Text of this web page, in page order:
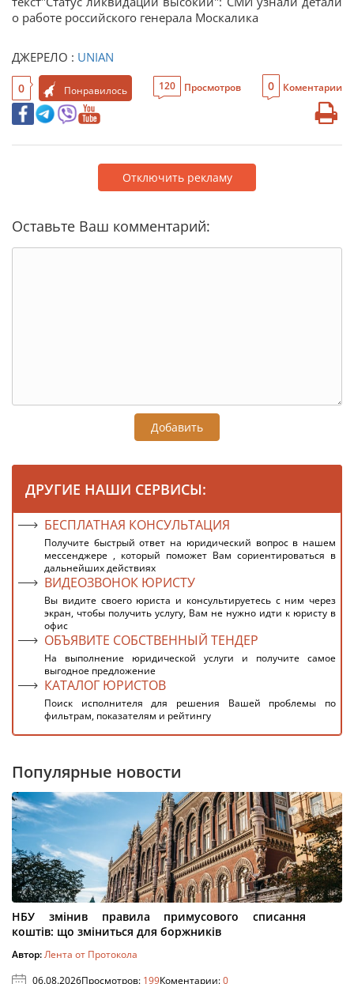
о работе российского генерала Москалика
ДЖЕРЕЛО : UNIAN
0 Понравилось 120 Просмотров 0 Коментарии
Отключить рекламу
Оставьте Ваш комментарий:
Добавить
ДРУГИЕ НАШИ СЕРВИСЫ:
БЕСПЛАТНАЯ КОНСУЛЬТАЦИЯ
Получите быстрый ответ на юридический вопрос в нашем
мессенджере , который поможет Вам сориентироваться в
дальнейших действиях
ВИДЕОЗВОНОК ЮРИСТУ
Вы видите своего юриста и консультируетесь с ним через
экран, чтобы получить услугу, Вам не нужно идти к юристу в
офис
ОБЪЯВИТЕ СОБСТВЕННЫЙ ТЕНДЕР
На выполнение юридической услуги и получите самое
выгодное предложение
КАТАЛОГ ЮРИСТОВ
Поиск исполнителя для решения Вашей проблемы по
фильтрам, показателям и рейтингу
Популярные новости
НБУ змінив правила примусового списання
коштів: що зміниться для боржників
Автор:Лента от Протокола
06.08.2026Просмотров: 199Коментарии:0